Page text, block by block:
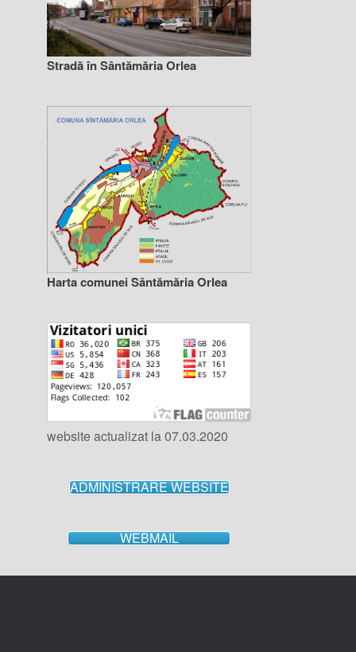
Stradă în Sântămăria Orlea
Harta comunei Sântămăria Orlea
website actualizat la 07.03.2020
ADMINISTRARE WEBSITE
WEBMAIL